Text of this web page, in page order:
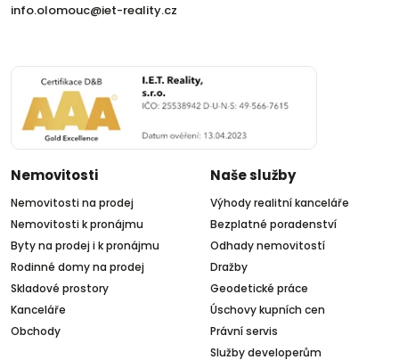
info.olomouc@iet-reality.cz
Nemovitosti
Nemovitosti na prodej
Nemovitosti k pronájmu
Byty na prodej i k pronájmu
Rodinné domy na prodej
Skladové prostory
Kanceláře
Obchody
Naše služby
Výhody realitní kanceláře
Bezplatné poradenství
Odhady nemovitostí
Dražby
Geodetické práce
Úschovy kupních cen
Právní servis
Služby developerům